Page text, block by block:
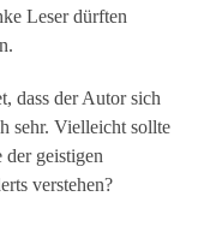
Leser dürften
dass der Autor sich
sehr. Vielleicht sollte
der geistigen
verstehen?